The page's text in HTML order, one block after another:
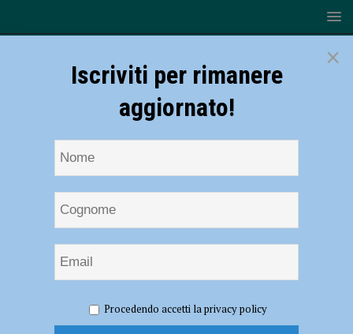
tornano gli open day Unicatt in presenza: appuntamento il 14 dicembre
×
Iscriviti per rimanere
aggiornato!
Procedendo accetti la privacy policy